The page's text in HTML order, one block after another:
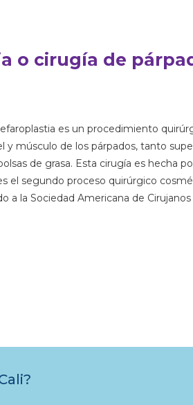
o cirugía de
es un procedimiento
y músculo de los párpados, tanto
de grasa. Esta cirugía es hecha
el segundo proceso quirúrgico
a la Sociedad Americana de Cirujanos